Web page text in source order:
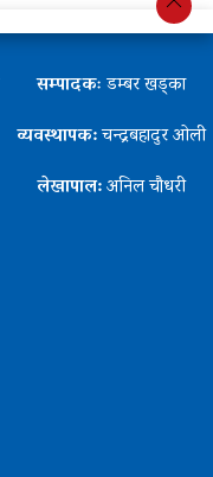
सम्पादकःडम्बर खड्का
व्यवस्थापक:चन्द्रबहादुर ओली
लेखापाल:अनिल चौधरी